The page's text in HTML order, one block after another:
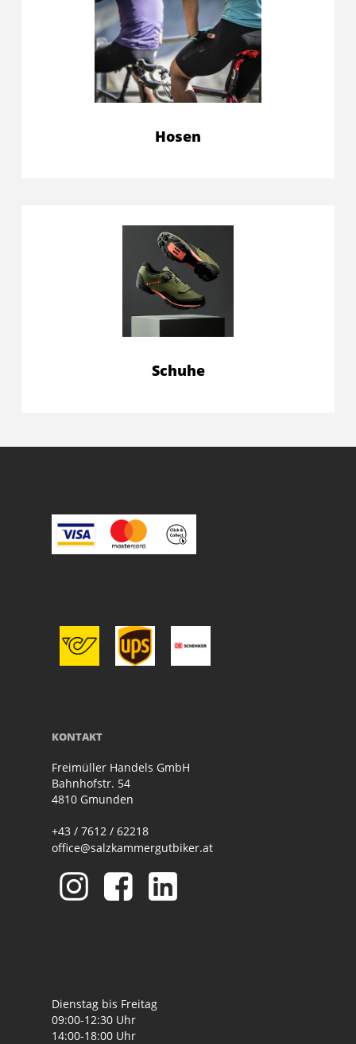
Hosen
Schuhe
KONTAKT
Freimüller Handels GmbH
Bahnhofstr. 54
4810 Gmunden
+43 / 7612 / 62218
office@salzkammergutbiker.at
Dienstag bis Freitag
09:00-12:30 Uhr
14:00-18:00 Uhr